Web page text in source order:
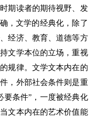
期读者的期待视野、发
，文学的经典化，除了
经济、教育、道德等方
文学本位的立场，重视
规律。文学文本内在的
，外部社会条件则是重
要条件”，一度被经典化
文本内在的艺术价值能